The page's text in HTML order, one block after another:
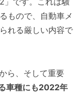
もので、自動車メ
れる厳しい内容で
ら、そして重要
車種にも2022年